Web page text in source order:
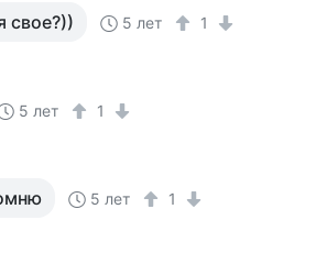
свое?)) 5 лет 1
5 лет 1
5 лет 1